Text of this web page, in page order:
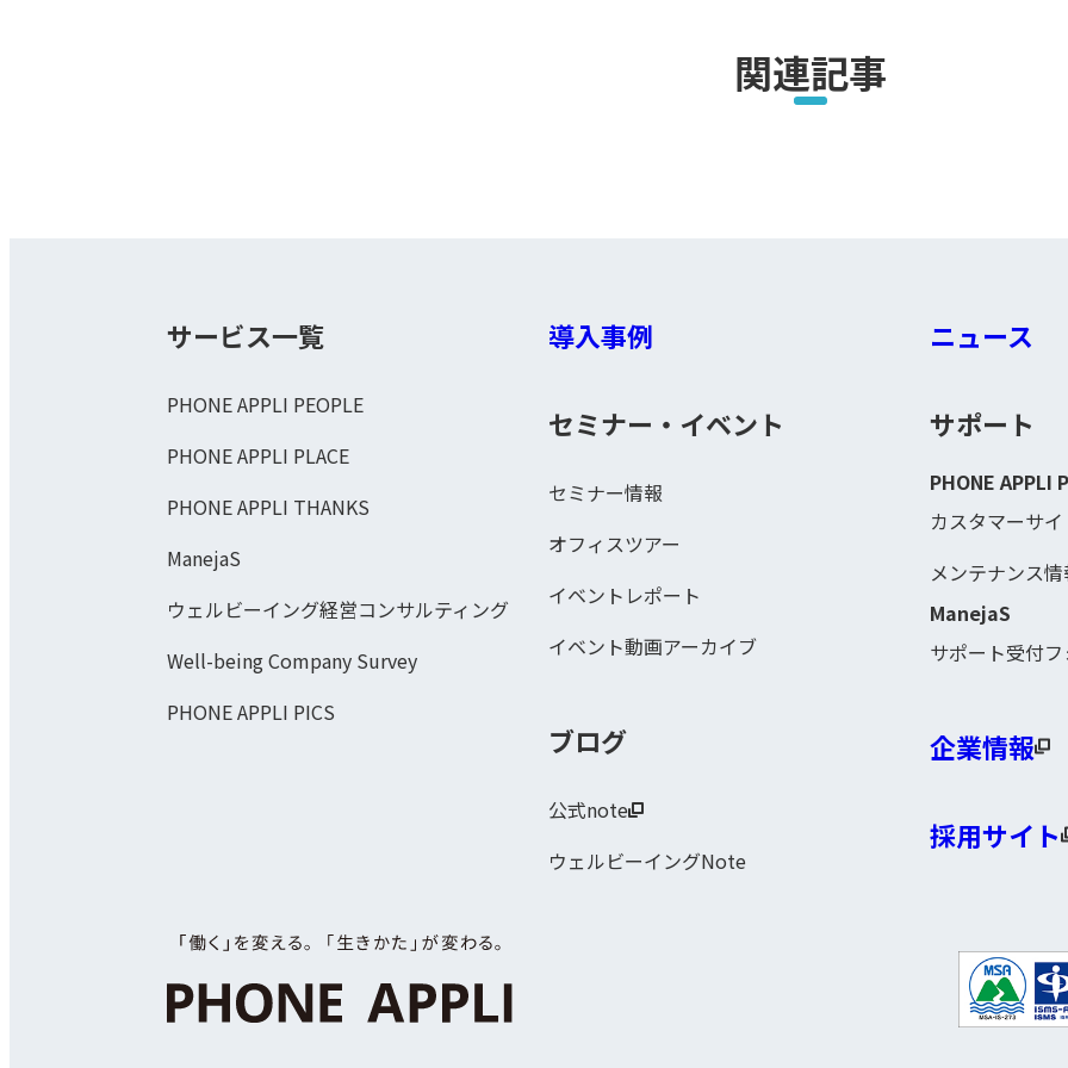
関連記事
サービス一覧
PHONE APPLI PEOPLE
PHONE APPLI PLACE
PHONE APPLI THANKS
ManejaS
ウェルビーイング経営コンサルティング
Well-being Company Survey
PHONE APPLI PICS
導入事例
セミナー・イベント
セミナー情報
オフィスツアー
イベントレポート
イベント動画アーカイブ
ブログ
公式note
ウェルビーイングNote
ニュース
サポート
PHONE APPLI
カスタマーサイ
メンテナンス情
ManejaS
サポート受付
企業情報
採用サイト